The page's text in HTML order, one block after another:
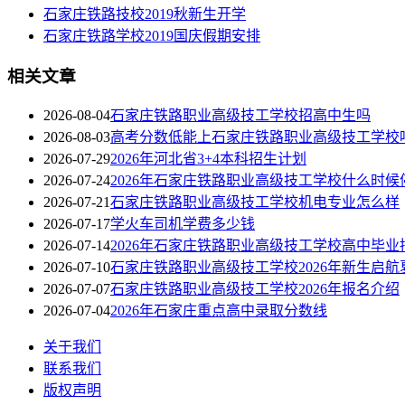
石家庄铁路技校2019秋新生开学
石家庄铁路学校2019国庆假期安排
相关文章
2026-08-04石家庄铁路职业高级技工学校招高中生吗
2026-08-03高考分数低能上石家庄铁路职业高级技工学校
2026-07-292026年河北省3+4本科招生计划
2026-07-242026年石家庄铁路职业高级技工学校什么时候
2026-07-21石家庄铁路职业高级技工学校机电专业怎么样
2026-07-17学火车司机学费多少钱
2026-07-142026年石家庄铁路职业高级技工学校高中毕业
2026-07-10石家庄铁路职业高级技工学校2026年新生启航
2026-07-07石家庄铁路职业高级技工学校2026年报名介绍
2026-07-042026年石家庄重点高中录取分数线
关于我们
联系我们
版权声明